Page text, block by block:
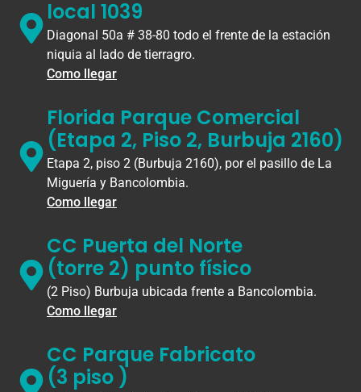
local 1039
Diagonal 50a # 38-80 todo el frente de la estación
niquia al lado de tierragro.
Como llegar
Florida Parque Comercial
(Etapa 2, Piso 2, Burbuja 2160)
Etapa 2, piso 2 (Burbuja 2160), por el pasillo de La
Miguería y Bancolombia.
Como llegar
CC Puerta del Norte
(torre 2) punto físico
(2 Piso) Burbuja ubicada frente a Bancolombia.
Como llegar
CC Parque Fabricato
(3 piso )